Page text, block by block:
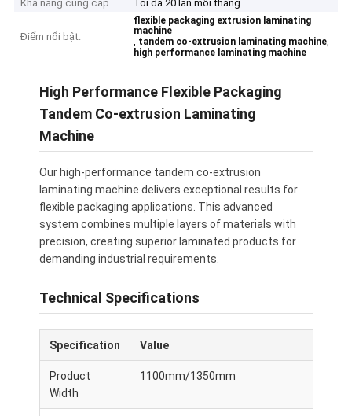
Khả năng cung cấp
Tối đa 20 lần mỗi tháng
Điểm nổi bật:
flexible packaging extrusion laminating
machine
, tandem co-extrusion laminating machine,
high performance laminating machine
High Performance Flexible Packaging
Tandem Co-extrusion Laminating
Machine
Our high-performance tandem co-extrusion
laminating machine delivers exceptional results for
flexible packaging applications. This advanced
system combines multiple layers of materials with
precision, creating superior laminated products for
demanding industrial requirements.
Technical Specifications
Specification Value
Product
Width
1100mm/1350mm